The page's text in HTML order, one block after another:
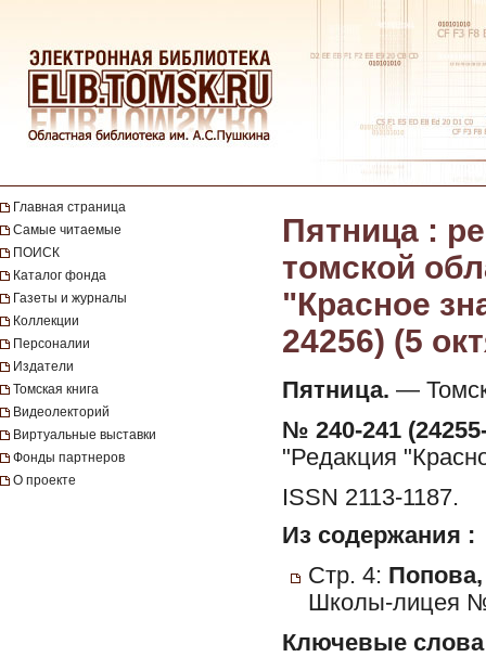
Главная страница
Самые читаемые
ПОИСК
Каталог фонда
Газеты и журналы
Коллекции
Персоналии
Издатели
Томская книга
Видеолекторий
Виртуальные выставки
Фонды партнеров
О проекте
Пятница :
томской
"Красное
24256) (5
Пятница. —
№ 240-241
"Редакция
ISSN 2113-1187.
Из содержания :
Стр. 4:
Школы-лицея
Ключевые слова